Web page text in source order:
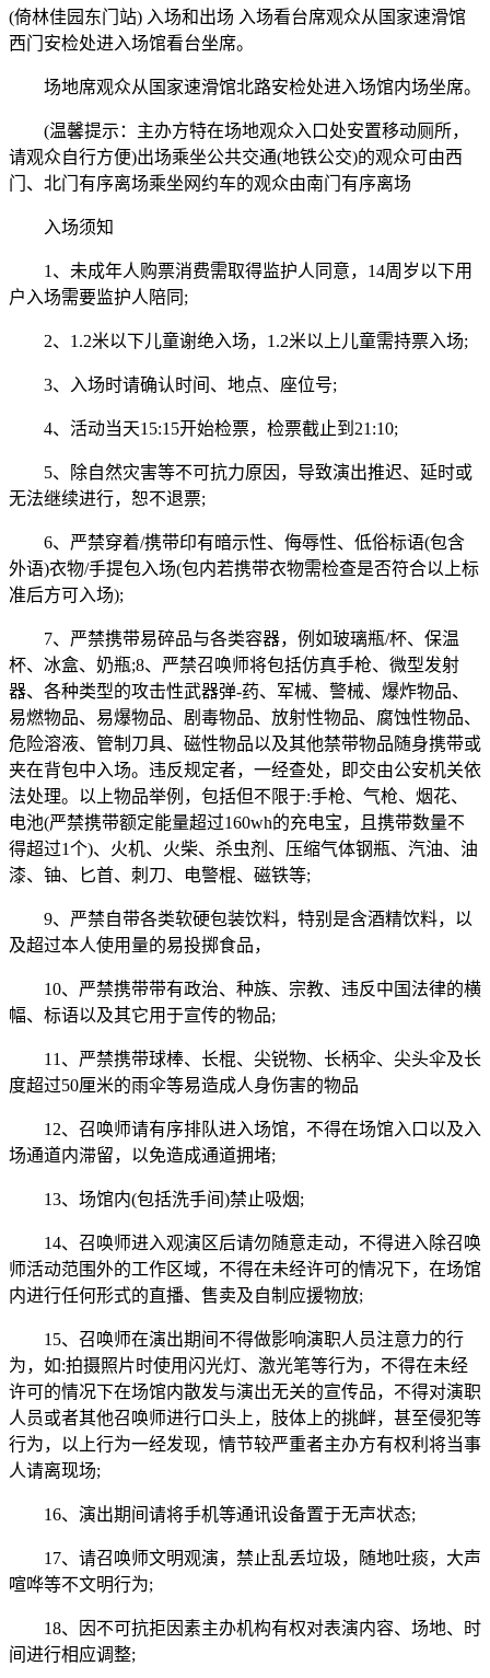
(倚林佳园东门站) 入场和出场 入场看台席观众从国家速滑馆
西门安检处进入场馆看台坐席。
场地席观众从国家速滑馆北路安检处进入场馆内场坐席。
(温馨提示：主办方特在场地观众入口处安置移动厕所，
请观众自行方便)出场乘坐公共交通(地铁公交)的观众可由西
门、北门有序离场乘坐网约车的观众由南门有序离场
入场须知
1、未成年人购票消费需取得监护人同意，14周岁以下用
户入场需要监护人陪同;
2、1.2米以下儿童谢绝入场，1.2米以上儿童需持票入场;
3、入场时请确认时间、地点、座位号;
4、活动当天15:15开始检票，检票截止到21:10;
5、除自然灾害等不可抗力原因，导致演出推迟、延时或
无法继续进行，恕不退票;
6、严禁穿着/携带印有暗示性、侮辱性、低俗标语(包含
外语)衣物/手提包入场(包内若携带衣物需检查是否符合以上标
准后方可入场);
7、严禁携带易碎品与各类容器，例如玻璃瓶/杯、保温
杯、冰盒、奶瓶;8、严禁召唤师将包括仿真手枪、微型发射
器、各种类型的攻击性武器弹-药、军械、警械、爆炸物品、
易燃物品、易爆物品、剧毒物品、放射性物品、腐蚀性物品、
危险溶液、管制刀具、磁性物品以及其他禁带物品随身携带或
夹在背包中入场。违反规定者，一经查处，即交由公安机关依
法处理。以上物品举例，包括但不限于:手枪、气枪、烟花、
电池(严禁携带额定能量超过160wh的充电宝，且携带数量不
得超过1个)、火机、火柴、杀虫剂、压缩气体钢瓶、汽油、油
漆、铀、匕首、刺刀、电警棍、磁铁等;
9、严禁自带各类软硬包装饮料，特别是含酒精饮料，以
及超过本人使用量的易投掷食品，
10、严禁携带带有政治、种族、宗教、违反中国法律的横
幅、标语以及其它用于宣传的物品;
11、严禁携带球棒、长棍、尖锐物、长柄伞、尖头伞及长
度超过50厘米的雨伞等易造成人身伤害的物品
12、召唤师请有序排队进入场馆，不得在场馆入口以及入
场通道内滞留，以免造成通道拥堵;
13、场馆内(包括洗手间)禁止吸烟;
14、召唤师进入观演区后请勿随意走动，不得进入除召唤
师活动范围外的工作区域，不得在未经许可的情况下，在场馆
内进行任何形式的直播、售卖及自制应援物放;
15、召唤师在演出期间不得做影响演职人员注意力的行
为，如:拍摄照片时使用闪光灯、激光笔等行为，不得在未经
许可的情况下在场馆内散发与演出无关的宣传品，不得对演职
人员或者其他召唤师进行口头上，肢体上的挑衅，甚至侵犯等
行为，以上行为一经发现，情节较严重者主办方有权利将当事
人请离现场;
16、演出期间请将手机等通讯设备置于无声状态;
17、请召唤师文明观演，禁止乱丢垃圾，随地吐痰，大声
喧哗等不文明行为;
18、因不可抗拒因素主办机构有权对表演内容、场地、时
间进行相应调整;